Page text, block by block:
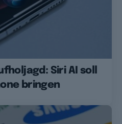
Siri AI soll
bringen